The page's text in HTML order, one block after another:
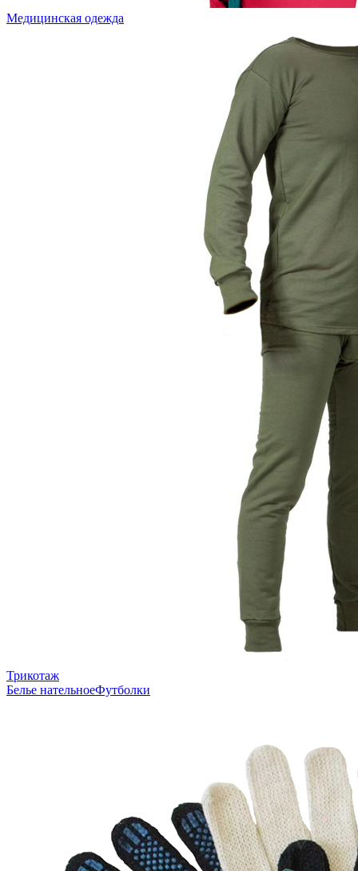
Медицинская одежда
Трикотаж
Белье нательноеФутболки